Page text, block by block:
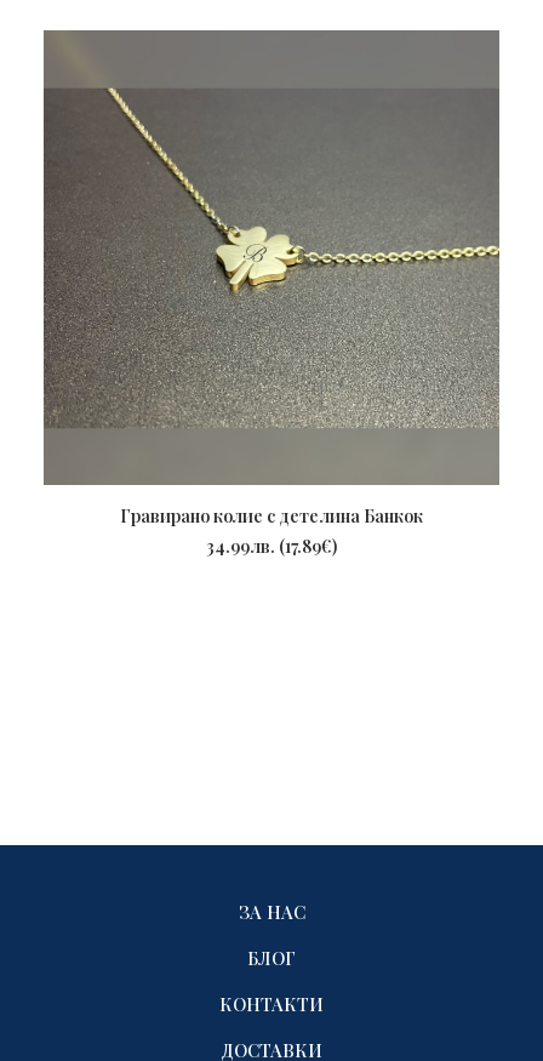
Гравирано колие с детелина Банкок
34.99лв. (17.89€)
ЗА НАС
БЛОГ
КОНТАКТИ
ДОСТАВКИ